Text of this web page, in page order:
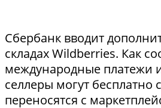
Сбербанк вводит
складах Wildberries. Как
международные платежи
селлеры могут
переносятся с